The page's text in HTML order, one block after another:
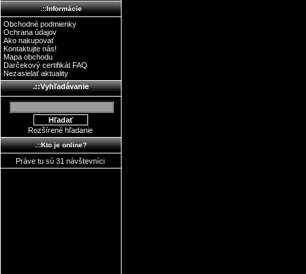
.::Informácie
Obchodné podmienky
Ochrana údajov
Ako nakupovať
Kontaktujte nás!
Mapa obchodu
Darčekový certifikát FAQ
Nezasielať aktuality
.::Vyhľadávanie
Rozšírené hľadanie
.::Kto je online?
Práve tu sú 31 návštevníci